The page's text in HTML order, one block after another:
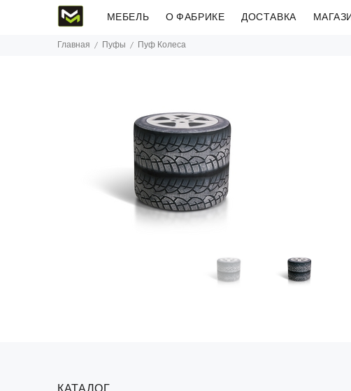
МЕБЕЛЬ О ФАБРИКЕ ДОСТАВКА
Главная Пуфы Пуф Колеса